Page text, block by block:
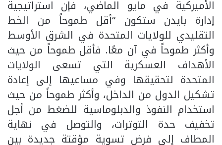
الأميركية في مايو الماضي، فإن استراتيجية
إدارة بايدن ستكون “أقل طموحاً من الخط
التقليدي للولايات المتحدة في الشرق الأوسط
وأكثر طموحاً في آن معًا. فأقل طموحاً من حيث
الأهداف العسكرية التي تسعى الولايات
المتحدة لتحقيقها وفي مساعيها إلى إعادة
تشكيل الدول من الداخل، وأكثر طموحاً من حيث
استخدام النفوذ والدبلوماسية للضغط من أجل
تخفيف حدة التوترات، والتوصل في نهاية
المطاف إلى فرض تسوية مؤقتة جديدة بين